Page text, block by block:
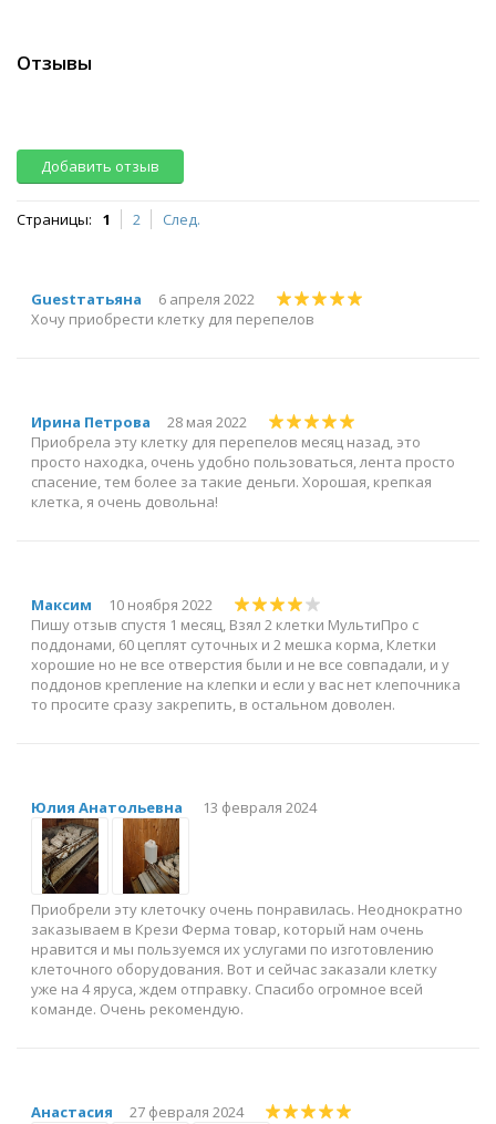
Отзывы
Добавить отзыв
Страницы: 1 2 След.
Guestтатьяна
6 апреля 2022
Хочу приобрести клетку для перепелов
Ирина Петрова
28 мая 2022
Приобрела эту клетку для перепелов месяц назад, это
просто находка, очень удобно пользоваться, лента просто
спасение, тем более за такие деньги. Хорошая, крепкая
клетка, я очень довольна!
Максим
10 ноября 2022
Пишу отзыв спустя 1 месяц, Взял 2 клетки МультиПро с
поддонами, 60 цеплят суточных и 2 мешка корма, Клетки
хорошие но не все отверстия были и не все совпадали, и у
поддонов крепление на клепки и если у вас нет клепочника
то просите сразу закрепить, в остальном доволен.
Юлия Анатольевна 13 февраля 2024
Приобрели эту клеточку очень понравилась. Неоднократно
заказываем в Крези Ферма товар, который нам очень
нравится и мы пользуемся их услугами по изготовлению
клеточного оборудования. Вот и сейчас заказали клетку
уже на 4 яруса, ждем отправку. Спасибо огромное всей
команде. Очень рекомендую.
Анастасия 27 февраля 2024